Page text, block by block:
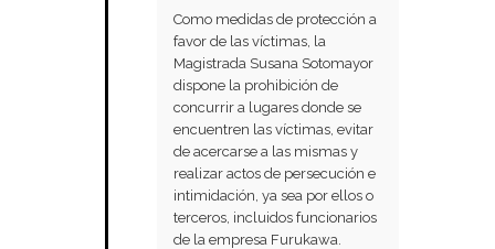
Como medidas de protección a
favor de las víctimas, la
Magistrada Susana Sotomayor
dispone la prohibición de
concurrir a lugares donde se
encuentren las víctimas, evitar
de acercarse a las mismas y
realizar actos de persecución e
intimidación, ya sea por ellos o
terceros, incluidos funcionarios
de la empresa Furukawa.